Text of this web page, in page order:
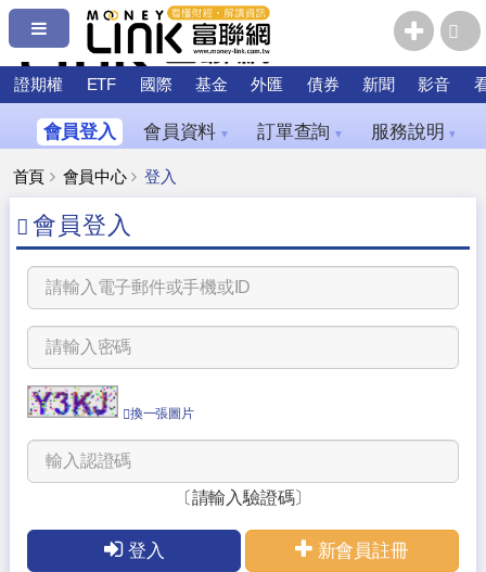
證期權 ETF 國際 基金 外匯 債券 新聞 影音
會員登入 會員資料 ▼ 訂單查詢 ▼ 服務說明 ▼
首頁 會員中心 登入
會員登入
換一張圖片
〔請輸入驗證碼〕
登入 新會員註冊